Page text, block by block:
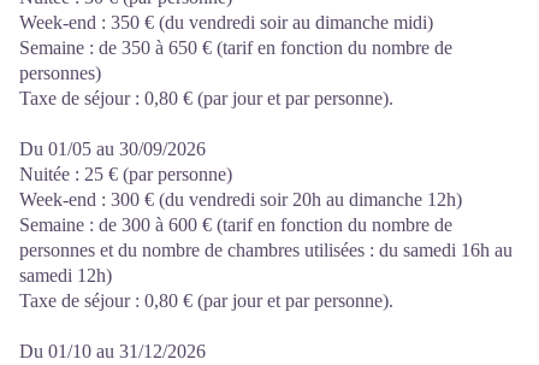
Week-end : 350 € (du vendredi soir au dimanche midi)
Semaine : de 350 à 650 € (tarif en fonction du nombre de
personnes)
Taxe de séjour : 0,80 € (par jour et par personne).
Du 01/05 au 30/09/2026
Nuitée : 25 € (par personne)
Week-end : 300 € (du vendredi soir 20h au dimanche 12h)
Semaine : de 300 à 600 € (tarif en fonction du nombre de
personnes et du nombre de chambres utilisées : du samedi 16h au
samedi 12h)
Taxe de séjour : 0,80 € (par jour et par personne).
Du 01/10 au 31/12/2026